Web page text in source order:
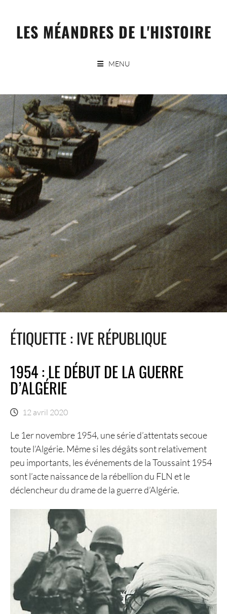
contentLES MÉANDRES DE L'HISTOIRE
MENU
ÉTIQUETTE : IVE RÉPUBLIQUE
1954 : LE DÉBUT DE LA GUERRE
D’ALGÉRIE
12 avril 2020
Le 1er novembre 1954, une série d’attentats secoue
toute l’Algérie. Même si les dégâts sont relativement
peu importants, les événements de la Toussaint 1954
sont l’acte naissance de la rébellion du FLN et le
déclencheur du drame de la guerre d’Algérie.